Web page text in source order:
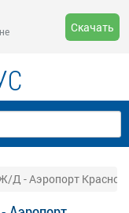
Скачать
Д - Аэропорт